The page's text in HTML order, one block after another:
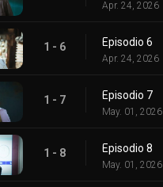
Apr. 24, 2026
1 - 6 Episodio 6
Apr. 24, 2026
1 - 7 Episodio 7
May. 01, 2026
1 - 8 Episodio 8
May. 01, 2026